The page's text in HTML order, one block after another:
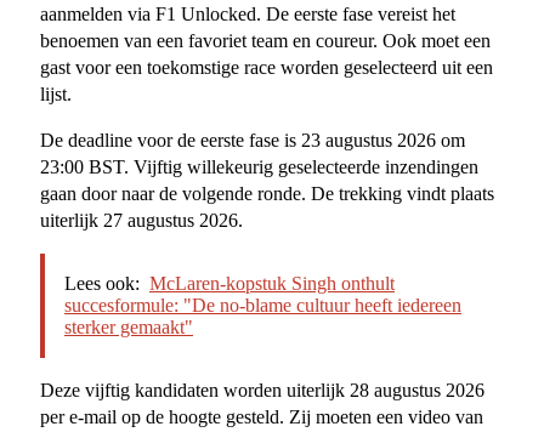
aanmelden via F1 Unlocked. De eerste fase vereist het
benoemen van een favoriet team en coureur. Ook moet een
gast voor een toekomstige race worden geselecteerd uit een
lijst.
De deadline voor de eerste fase is 23 augustus 2026 om
23:00 BST. Vijftig willekeurig geselecteerde inzendingen
gaan door naar de volgende ronde. De trekking vindt plaats
uiterlijk 27 augustus 2026.
Lees ook: McLaren-kopstuk Singh onthult
succesformule: "De no-blame cultuur heeft iedereen
sterker gemaakt"
Deze vijftig kandidaten worden uiterlijk 28 augustus 2026
per e-mail op de hoogte gesteld. Zij moeten een video van